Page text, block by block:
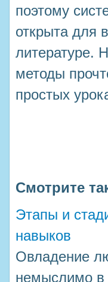
поэтому
открыта для
литературе.
методы
простых
Смотрите
Этапы и
навыков
Овладение
немыслимо в